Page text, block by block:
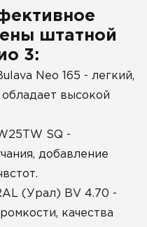
штатной
3:
Neo 165 - легкий,
высокой
SQ -
добавление
(Урал) BV 4.70 -
качества